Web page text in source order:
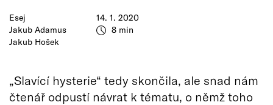
Esej
Jakub Adamus
Jakub Hošek
14. 1. 2020
8 min
„Slavící hysterie“ tedy skončila, ale snad nám
čtenář odpustí návrat k tématu, o němž toho